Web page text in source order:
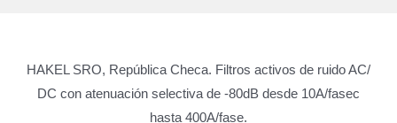
HAKEL SRO, República Checa. Filtros activos de ruido AC/
DC con atenuación selectiva de -80dB desde 10A/fasec
hasta 400A/fase.